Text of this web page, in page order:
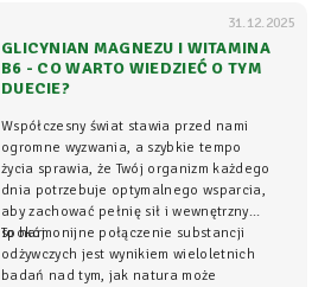
31.12.2025
GLICYNIAN MAGNEZU I WITAMINA
B6 - CO WARTO WIEDZIEĆ O TYM
DUECIE?
Współczesny świat stawia przed nami
ogromne wyzwania, a szybkie tempo
życia sprawia, że Twój organizm każdego
dnia potrzebuje optymalnego wsparcia,
aby zachować pełnię sił i wewnętrzny
spokój.
To harmonijne połączenie substancji
odżywczych jest wynikiem wieloletnich
badań nad tym, jak natura może